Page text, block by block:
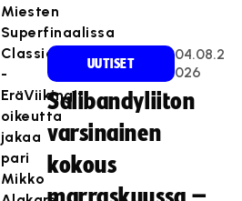
Miesten
Superfinaalissa
Classic
-
EräViikingit
oikeutta
jakaa
pari
Mikko
UUTISET
04.08.2
026
Salibandyliiton
varsinainen
kokous